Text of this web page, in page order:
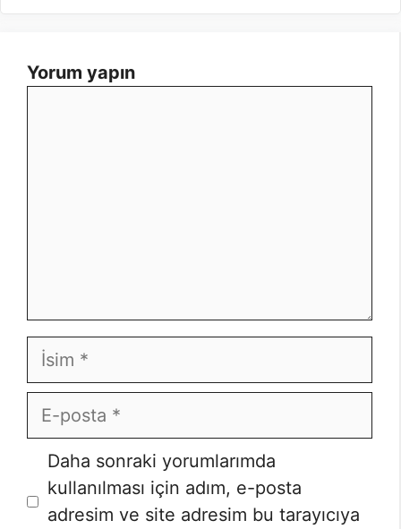
Yorum yapın
İsim
E-
posta
Daha sonraki yorumlarımda
kullanılması için adım, e-posta
adresim ve site adresim bu tarayıcıya